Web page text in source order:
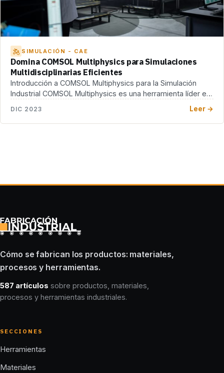
SIMULACIÓN - CAE
Domina COMSOL Multiphysics para Simulaciones
Multidisciplinarias Eficientes
Introducción a COMSOL Multiphysics para la Simulación
Industrial COMSOL Multiphysics es una herramienta líder en
DIC 2023 Leer →
Cómo se fabrican los productos: materiales,
procesos y herramientas.
587 artículos sobre productos, materiales,
procesos y herramientas industriales.
SECCIONES
Herramientas
Materiales